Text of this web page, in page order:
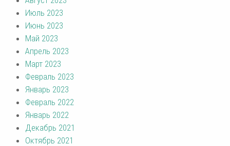
Июль 2023
Июнь 2023
Май 2023
Апрель 2023
Март 2023
Февраль 2023
Январь 2023
Февраль 2022
Январь 2022
Декабрь 2021
Октябрь 2021